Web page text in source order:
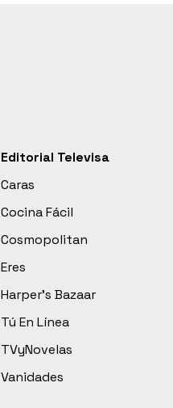
Editorial Televisa
Caras
Cocina Fácil
Cosmopolitan
Eres
Harper’s Bazaar
Tú En Línea
TVyNovelas
Vanidades